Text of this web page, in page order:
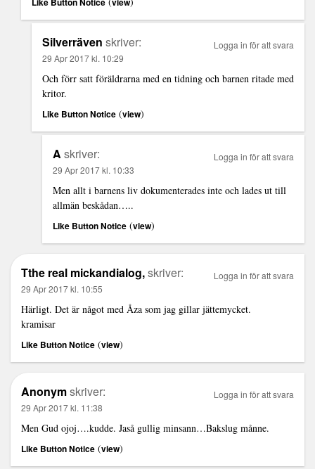
Silverräven skriver:
29 Apr 2017 kl. 10:29
Och förr satt föräldrarna med en tidning och barnen ritade med
kritor.
Like Button Notice (view)
Logga in för att svara
A skriver:
29 Apr 2017 kl. 10:33
Men allt i barnens liv dokumenterades inte och lades ut till
allmän beskådan…..
Like Button Notice (view)
Logga in för att svara
Tthe real mickandialog,skriver:
29 Apr 2017 kl. 10:55
Härligt. Det är något med Åza som jag gillar jättemycket.
kramisar
Like Button Notice (view)
Logga in för att svara
Anonymskriver:
29 Apr 2017 kl. 11:38
Men Gud ojoj….kudde. Jaså gullig minsann…Bakslug månne.
Like Button Notice (view)
Logga in för att svara